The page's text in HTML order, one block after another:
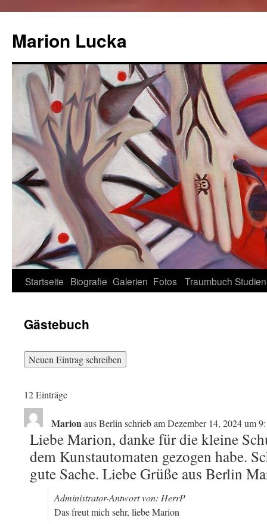
Marion Lucka
Zum
springen
Startseite Biografie Galerien Fotos Traumbuch Studien
Gästebuch
12 Einträge
MarionausBerlin schrieb amDezember 14, 2024um
Liebe Marion, danke für die kleine
dem Kunstautomaten gezogen habe.
gute Sache. Liebe Grüße aus Berlin
Administrator-Antwort von: HerrP
Das freut mich sehr, liebe Marion